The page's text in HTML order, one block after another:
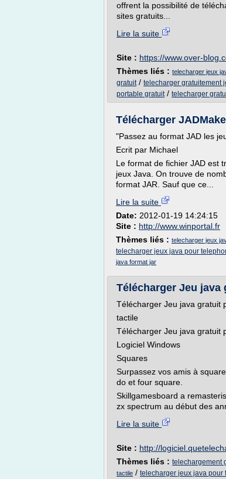
offrent la possibilité de
sites gratuits...
Lire la suite
Site : https://www.over-
Thèmes liés : telecharger jeux
gratuit/ telecharger gratuitement
portable gratuit/ telecharger
Télécharger
"Passez au format JAD les
Ecrit par Michael
Le format de fichier JAD est
jeux Java. On trouve de
format JAR. Sauf que ce...
Lire la suite
Date: 2012-01-19 14:24:15
Site : http://www.winportal.fr
Thèmes liés : telecharger jeux
telecharger jeux java pour
java format jar
Télécharger Jeu
Télécharger Jeu java gratuit
tactile
Télécharger Jeu java gratuit
Logiciel Windows
Squares
Surpassez vos amis à
do et four square.
Skillgamesboard a
zx spectrum au début des
Lire la suite
Site : http://
Thèmes liés : telechargement
tactile / telecharger jeux java